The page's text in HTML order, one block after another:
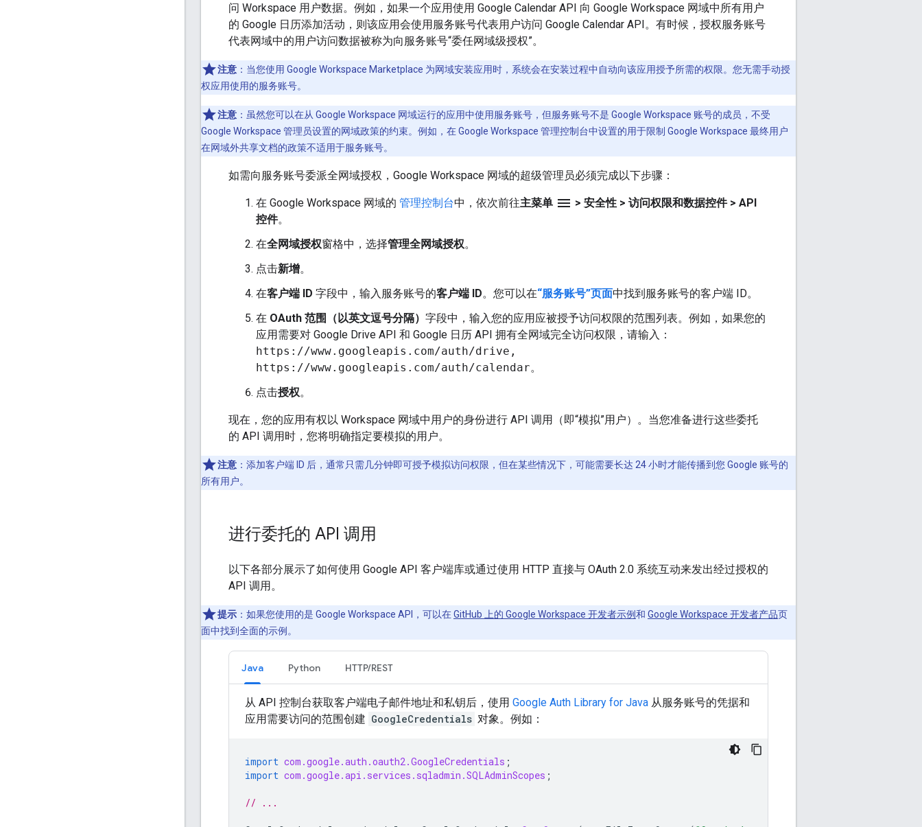
问 Workspace 用户数据。例如，如果一个应用使用 Google Calendar API 向 Google Workspace 网域中所有用户
的 Google 日历添加活动，则该应用会使用服务账号代表用户访问 Google Calendar API。有时候，授权服务账号
代表网域中的用户访问数据被称为向服务账号“委任网域级授权”。
注意 ：当您使用 Google Workspace Marketplace 为网域安装应用时，系统会在安装过程中自动向该应用授予所需的权限。您无需手动授
权应用使用的服务账号。
注意 ：虽然您可以在从 Google Workspace 网域运行的应用中使用服务账号，但服务账号不是 Google Workspace 账号的成员，不受
Google Workspace 管理员设置的网域政策的约束。例如，在 Google Workspace 管理控制台中设置的用于限制 Google Workspace 最终用户
在网域外共享文档的政策不适用于服务账号。
如需向服务账号委派全网域授权，Google Workspace 网域的超级管理员必须完成以下步骤：
在 Google Workspace 网域的 管理控制台中，依次前往主菜单 menu > 安全性 > 访问权限和数据控件 > API
控件。
在全网域授权窗格中，选择管理全网域授权。
点击新增。
在客户端 ID 字段中，输入服务账号的客户端 ID。您可以在“服务账号”页面中找到服务账号的客户端 ID。
在 OAuth 范围（以英文逗号分隔） 字段中，输入您的应用应被授予访问权限的范围列表。例如，如果您的
应用需要对 Google Drive API 和 Google 日历 API 拥有全网域完全访问权限，请输入：
https://www.googleapis.com/auth/drive,
https://www.googleapis.com/auth/calendar。
点击授权。
现在，您的应用有权以 Workspace 网域中用户的身份进行 API 调用（即“模拟”用户）。当您准备进行这些委托
的 API 调用时，您将明确指定要模拟的用户。
注意 ：添加客户端 ID 后，通常只需几分钟即可授予模拟访问权限，但在某些情况下，可能需要长达 24 小时才能传播到您 Google 账号的
所有用户。
进行委托的 API 调用
以下各部分展示了如何使用 Google API 客户端库或通过使用 HTTP 直接与 OAuth 2.0 系统互动来发出经过授权的
API 调用。
提示 ：如果您使用的是 Google Workspace API，可以在GitHub 上的 Google Workspace 开发者示例和 Google Workspace 开发者产品页
面中找到全面的示例。
Java Python HTTP/REST
从 API 控制台获取客户端电子邮件地址和私钥后，使用 Google Auth Library for Java 从服务账号的凭据和
应用需要访问的范围创建 GoogleCredentials 对象。例如：
import com.google.auth.oauth2.GoogleCredentials ;
import com.google.api.services.sqladmin.SQLAdminScopes ;
// ...